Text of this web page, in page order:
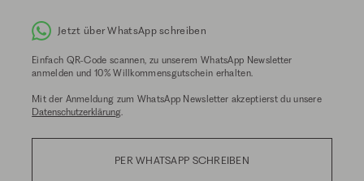
Jetzt über WhatsApp schreiben
Einfach QR-Code scannen, zu unserem WhatsApp Newsletter
anmelden und 10% Willkommensgutschein erhalten.
Mit der Anmeldung zum WhatsApp Newsletter akzeptierst du unsere
Datenschutzerklärung
PER WHATSAPP SCHREIBEN